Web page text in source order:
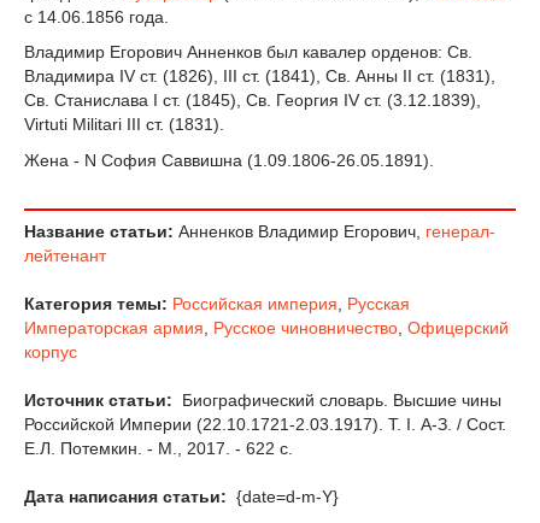
с 14.06.1856 года.
Владимир Егорович Анненков был кавалер орденов: Св.
Владимира IV ст. (1826), III ст. (1841), Св. Анны II ст. (1831),
Св. Станислава I ст. (1845), Св. Георгия IV ст. (3.12.1839),
Virtuti Militari III ст. (1831).
Жена - N София Саввишна (1.09.1806-26.05.1891).
Название статьи: Анненков Владимир Егорович, генерал-
лейтенант
Категория темы: Российская империя
Русская
Императорская армия
Русское чиновничество Офицерский
корпус
Источник статьи:
Биографический словарь. Высшие чины
Российской Империи (22.10.1721-2.03.1917). Т. I. А-З. / Сост.
Е.Л. Потемкин. - М., 2017. - 622 с.
Дата написания статьи: {date=d-m-Y}